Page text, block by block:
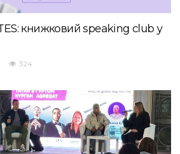
книжковий speaking club у
324